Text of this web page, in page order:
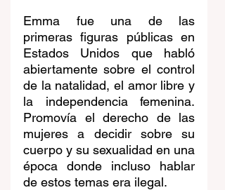
Emma fue una de las
primeras figuras públicas en
Estados Unidos que habló
abiertamente sobre el control
de la natalidad, el amor libre y
la independencia femenina.
Promovía el derecho de las
mujeres a decidir sobre su
cuerpo y su sexualidad en una
época donde incluso hablar
de estos temas era ilegal.